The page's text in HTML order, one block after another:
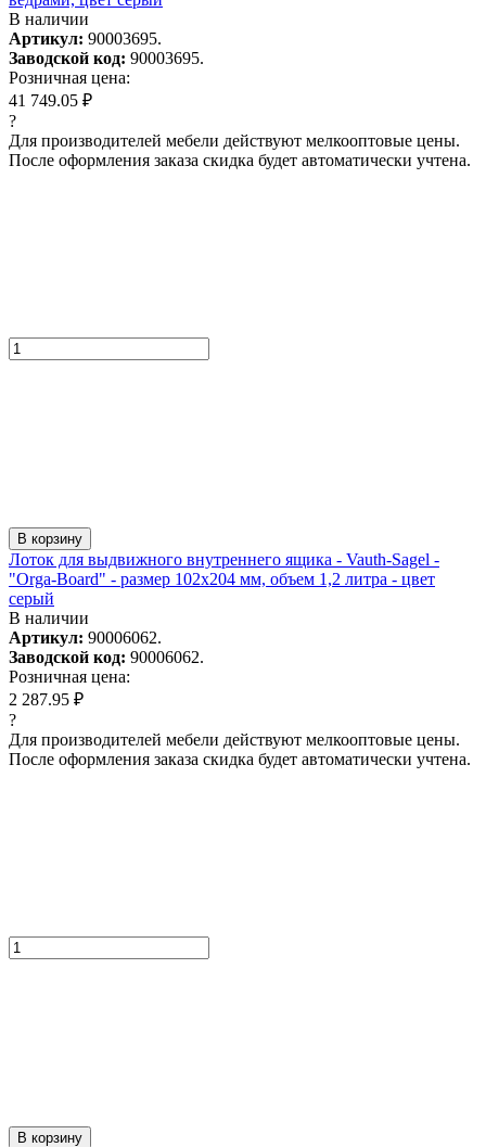
В наличии
Артикул: 90003695.
Заводской код: 90003695.
Розничная цена:
41 749.05 ₽
?
Для производителей мебели действуют мелкооптовые цены.
После оформления заказа скидка будет автоматически учтена.
В корзину
Лоток для выдвижного внутреннего ящика - Vauth-Sagel -
"Orga-Board" - размер 102х204 мм, объем 1,2 литра - цвет
серый
В наличии
Артикул: 90006062.
Заводской код: 90006062.
Розничная цена:
2 287.95 ₽
?
Для производителей мебели действуют мелкооптовые цены.
После оформления заказа скидка будет автоматически учтена.
В корзину